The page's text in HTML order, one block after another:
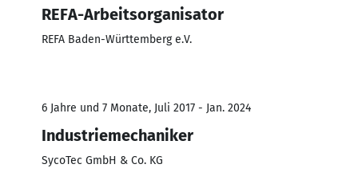
REFA-Arbeitsorganisator
REFA Baden-Württemberg e.V.
6 Jahre und 7 Monate, Juli 2017 - Jan. 2024
Industriemechaniker
SycoTec GmbH & Co. KG